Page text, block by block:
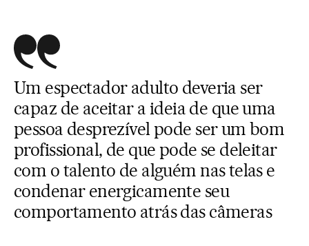
Um espectador adulto deveria ser
capaz de aceitar a ideia de que uma
pessoa desprezível pode ser um bom
profissional, de que pode se deleitar
com o talento de alguém nas telas e
condenar energicamente seu
comportamento atrás das câmeras